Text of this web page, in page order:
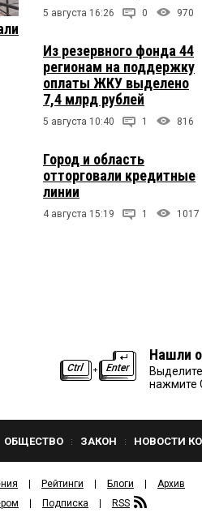
5 августа 16:26 0 970
Из резервного фонда 44
регионам на поддержку
оплаты ЖКУ выделено
7,4 млрд рублей
5 августа 10:40 1 816
Город и область
отторговали кредитные
линии
4 августа 15:19 1 1017
Нашли
нажмите
ОБЩЕСТВО ЗАКОН НОВОСТИ
Рейтинги Блоги
Архив
Подписка RSS